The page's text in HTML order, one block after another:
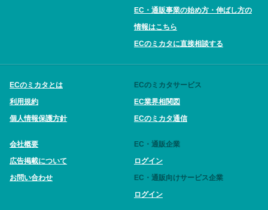
EC・通販事業の始め方・伸ばし方の
情報はこちら
ECのミカタに直接相談する
ECのミカタとは
利用規約
個人情報保護方針
会社概要
広告掲載について
お問い合わせ
ECのミカタサービス
EC業界相関図
ECのミカタ通信
EC・通販企業
ログイン
EC・通販向けサービス企業
ログイン